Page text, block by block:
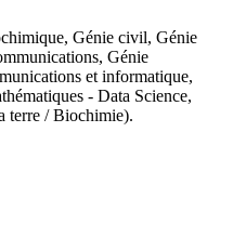
Génie civil, Génie
Génie
et informatique,
- Data Science,
terre / Biochimie).